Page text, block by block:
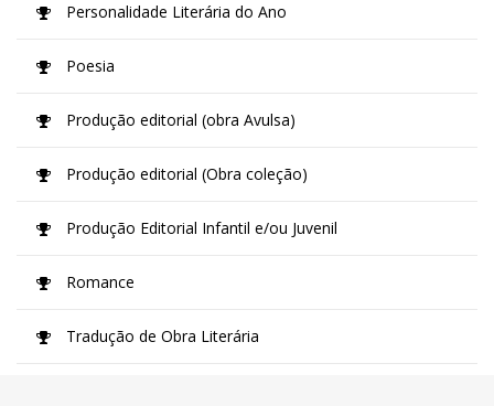
Personalidade Literária do Ano
Poesia
Produção editorial (obra Avulsa)
Produção editorial (Obra coleção)
Produção Editorial Infantil e/ou Juvenil
Romance
Tradução de Obra Literária